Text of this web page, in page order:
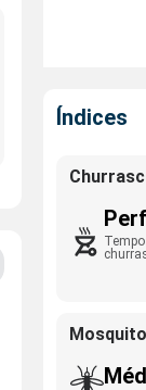
Índices